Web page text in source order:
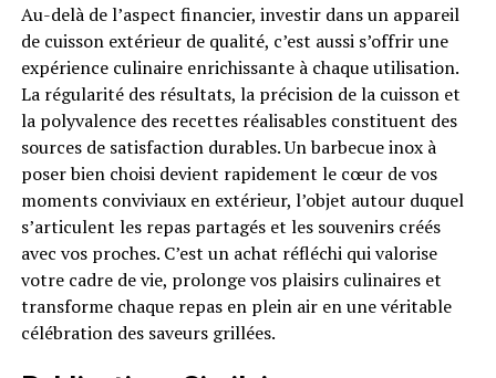
Au-delà de l’aspect financier, investir dans un appareil
de cuisson extérieur de qualité, c’est aussi s’offrir une
expérience culinaire enrichissante à chaque utilisation.
La régularité des résultats, la précision de la cuisson et
la polyvalence des recettes réalisables constituent des
sources de satisfaction durables. Un barbecue inox à
poser bien choisi devient rapidement le cœur de vos
moments conviviaux en extérieur, l’objet autour duquel
s’articulent les repas partagés et les souvenirs créés
avec vos proches. C’est un achat réfléchi qui valorise
votre cadre de vie, prolonge vos plaisirs culinaires et
transforme chaque repas en plein air en une véritable
célébration des saveurs grillées.